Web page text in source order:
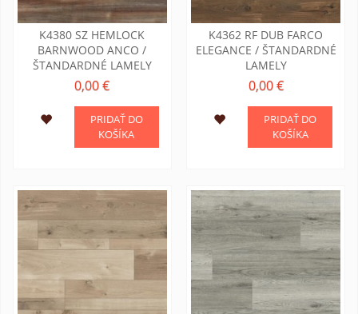
K4380 SZ HEMLOCK
BARNWOOD ANCO /
ŠTANDARDNÉ LAMELY
0,00 €
PRIDAŤ DO
KOŠÍKA
K4362 RF DUB FARCO
ELEGANCE / ŠTANDARDNÉ
LAMELY
0,00 €
PRIDAŤ DO
KOŠÍKA